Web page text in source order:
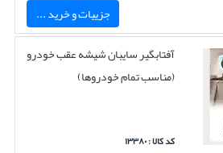
جزییات و خرید ...
آفتابگیر سایبان شیشه عقب خودرو
(مناسب تمام خودروها)
کد کالا : ۱۳۳۸۰